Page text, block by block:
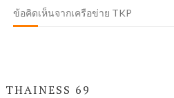
ข้อคิดเห็นจากเครือข่าย TKP
THAINESS 69